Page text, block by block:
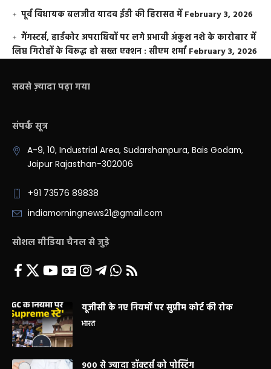
पूर्व विधायक बलजीत यादव ईडी की हिरासत में February 3, 2026
गैंगस्टर्स, हार्डकोर अपराधियों पर लगे प्रभावी अंकुश नशे के कारोबार में
लिप्त गिरोहों के विरूद्ध हो सख्त एक्शन : सीएम शर्मा February 3, 2026
सबसे ज़्यादा पढ़ा गया
संपर्क सूत्र
A-9, 10, Industrial Area, Sudarshanpura, Bais Godam,
Jaipur Rajasthan-302006
+91 73576 89838
indiamorningnews21@gmail.com
सोशल मीडिया चैनल से जुड़े
यूजीसी के नए नियमों पर सुप्रीम कोर्ट की रोक
भारत
900 से ज्यादा डॉक्टर्स को पोस्टिंग